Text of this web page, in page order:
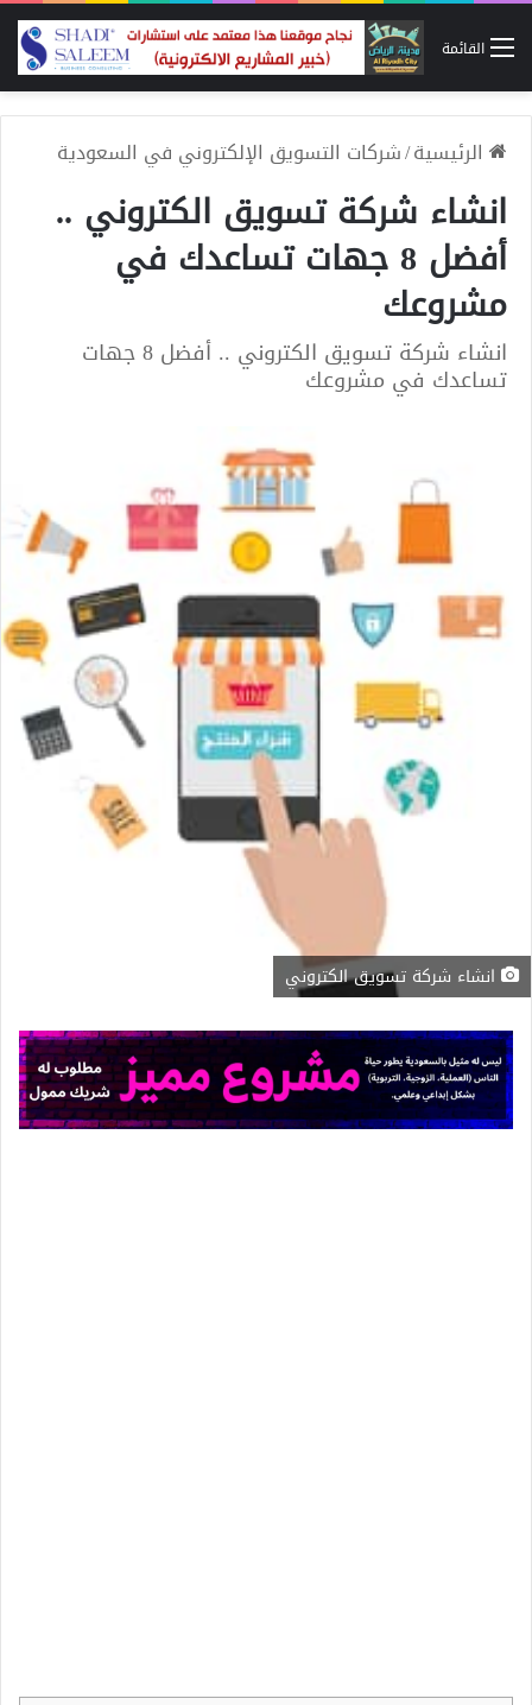
القائمة
الرئيسية/شركات التسويق الإلكتروني في السعودية
انشاء شركة تسويق الكتروني ..
أفضل 8 جهات تساعدك في
مشروعك
انشاء شركة تسويق الكتروني .. أفضل 8 جهات
تساعدك في مشروعك
انشاء شركة تسويق الكتروني